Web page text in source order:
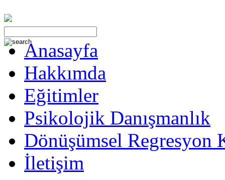
Anasayfa
Hakkımda
Eğitimler
Psikolojik Danışmanlık
Dönüşümsel Regresyon
İletişim